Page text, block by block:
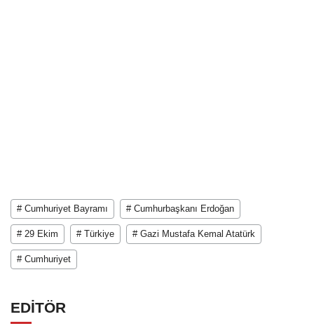
# Cumhuriyet Bayramı # Cumhurbaşkanı Erdoğan
# 29 Ekim # Türkiye # Gazi Mustafa Kemal Atatürk
# Cumhuriyet
EDİTÖR